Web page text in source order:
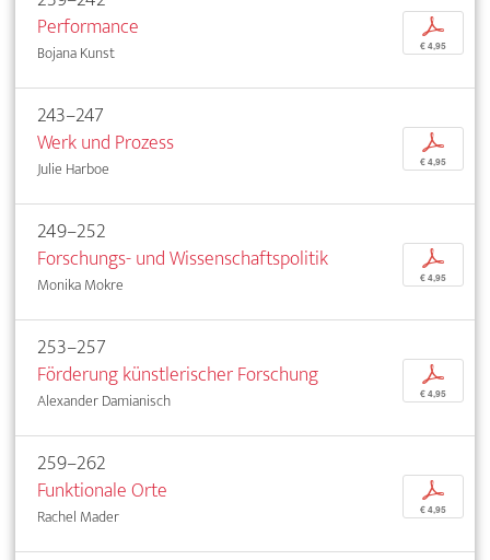
Performance
Bojana Kunst
p
€ 4,95
243–247
Werk und Prozess
Julie Harboe
p
€ 4,95
249–252
Forschungs- und Wissenschaftspolitik
Monika Mokre
p
€ 4,95
253–257
Förderung künstlerischer Forschung
Alexander Damianisch
p
€ 4,95
259–262
Funktionale Orte
Rachel Mader
p
€ 4,95